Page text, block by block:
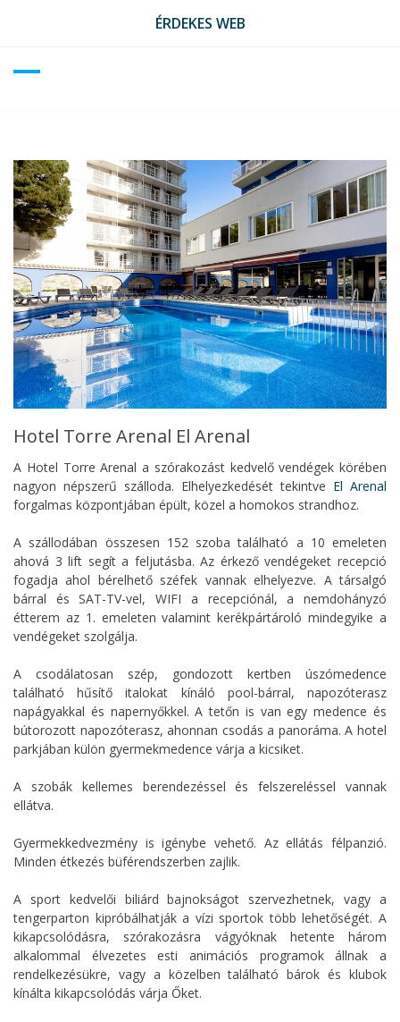
ÉRDEKES WEB
Hotel Torre Arenal El Arenal
A Hotel Torre Arenal a szórakozást kedvelő vendégek körében
nagyon népszerű szálloda. Elhelyezkedését tekintve El Arenal
forgalmas központjában épült, közel a homokos strandhoz.
A szállodában összesen 152 szoba található a 10 emeleten
ahová 3 lift segít a feljutásba. Az érkező vendégeket recepció
fogadja ahol bérelhető széfek vannak elhelyezve. A társalgó
bárral és SAT-TV-vel, WIFI a recepciónál, a nemdohányzó
étterem az 1. emeleten valamint kerékpártároló mindegyike a
vendégeket szolgálja.
A csodálatosan szép, gondozott kertben úszómedence
található hűsítő italokat kínáló pool-bárral, napozóterasz
napágyakkal és napernyőkkel. A tetőn is van egy medence és
bútorozott napozóterasz, ahonnan csodás a panoráma. A hotel
parkjában külön gyermekmedence várja a kicsiket.
A szobák kellemes berendezéssel és felszereléssel vannak
ellátva.
Gyermekkedvezmény is igénybe vehető. Az ellátás félpanzió.
Minden étkezés büférendszerben zajlik.
A sport kedvelői biliárd bajnokságot szervezhetnek, vagy a
tengerparton kipróbálhatják a vízi sportok több lehetőségét. A
kikapcsolódásra, szórakozásra vágyóknak hetente három
alkalommal élvezetes esti animációs programok állnak a
rendelkezésükre, vagy a közelben található bárok és klubok
kínálta kikapcsolódás várja Őket.